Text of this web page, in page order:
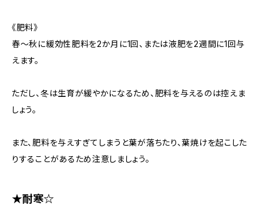
《肥料》
春〜秋に緩効性肥料を2か月に1回、または液肥を2週間に1回与
えます。
ただし、冬は生育が緩やかになるため、肥料を与えるのは控えま
しょう。
また、肥料を与えすぎてしまうと葉が落ちたり、葉焼けを起こした
りすることがあるため注意しましょう。
★耐寒☆